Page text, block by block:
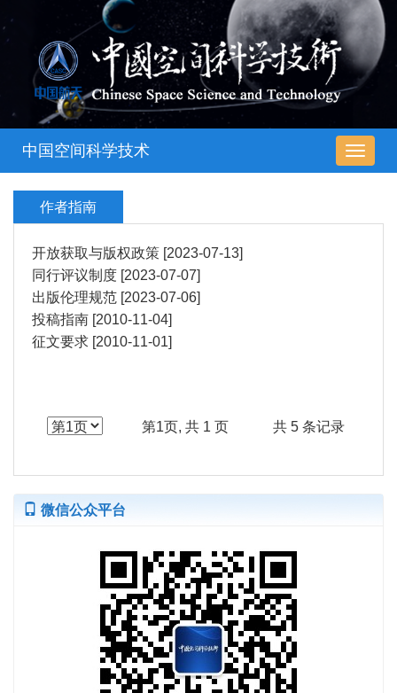
导
航
中国空间科学技术
作者指南
开放获取与版权政策 [2023-07-13]
同行评议制度 [2023-07-07]
出版伦理规范 [2023-07-06]
投稿指南 [2010-11-04]
征文要求 [2010-11-01]
第1页, 共 1 页 共 5 条记录
微信公众平台